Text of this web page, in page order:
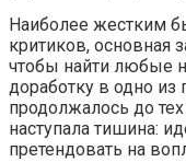
Наиболее жестким
критиков, основная
чтобы найти любые
доработку в одно
продолжалось до
наступала тишина:
претендовать на